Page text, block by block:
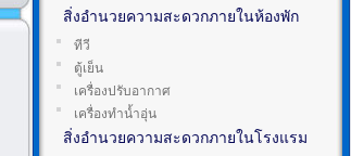
สิ่งอำนวยความสะดวกภายในห้องพัก
ทีวี
ตู้เย็น
เครื่องปรับอากาศ
เครื่องทำน้ำอุ่น
สิ่งอำนวยความสะดวกภายในโรงแรม